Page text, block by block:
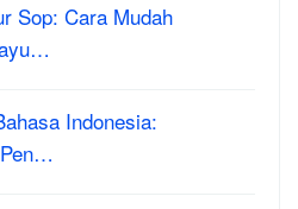
Sop: Cara Mudah
Indonesia: